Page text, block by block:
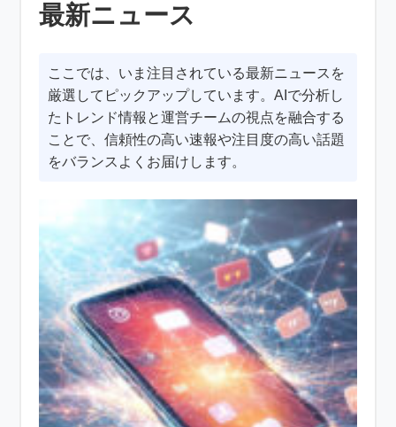
最新ニュース
ここでは、いま注目されている最新ニュースを
厳選してピックアップしています。AIで分析し
たトレンド情報と運営チームの視点を融合する
ことで、信頼性の高い速報や注目度の高い話題
をバランスよくお届けします。